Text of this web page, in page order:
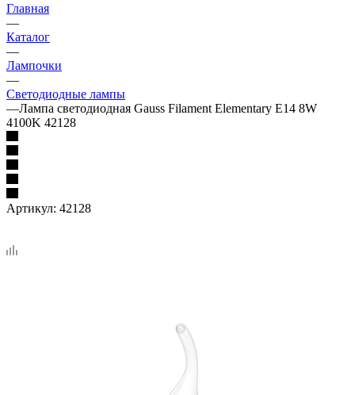
Главная
—
Каталог
—
Лампочки
—
Светодиодные лампы
—Лампа светодиодная Gauss Filament Elementary E14 8W
4100K 42128
Артикул: 42128